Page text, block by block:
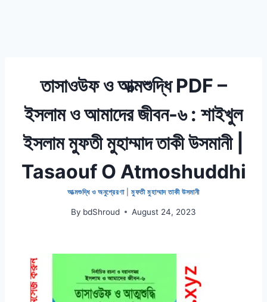
তাসাওউফ ও আত্মশুদ্ধি PDF –
ইসলাম ও আমাদের জীবন-৬ : শাইখুল
ইসলাম মুফতী মুহাম্মাদ তাকী উসমানী |
Tasaouf O Atmoshuddhi
আত্মশুদ্ধি ও অনুপ্রেরণা| মুফতী মুহাম্মাদ তাকী উসমানী
By bdShroud August 24, 2023